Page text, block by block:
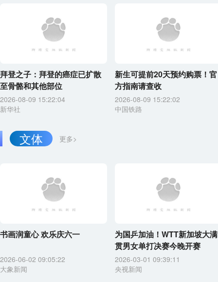
拜登之子：拜登的癌症已扩散
至骨骼和其他部位
2026-08-09 15:22:04
新华社
新生可提前20天预约购票！官
方指南请查收
2026-08-09 15:22:02
中国铁路
更多>
文体
书画润童心 欢乐庆六一
2026-06-02 09:05:22
大象新闻
为国乒加油！WTT新加坡大满
贯男女单打决赛今晚开赛
2026-03-01 09:39:11
央视新闻